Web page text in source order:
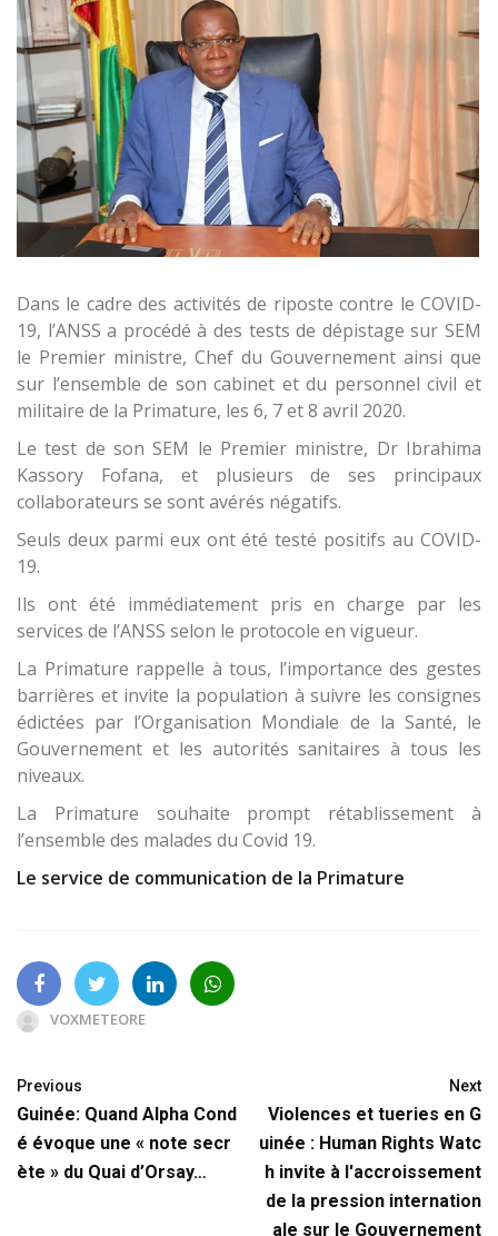
Dans le cadre des activités de riposte contre le COVID-
19, l’ANSS a procédé à des tests de dépistage sur SEM
le Premier ministre, Chef du Gouvernement ainsi que
sur l’ensemble de son cabinet et du personnel civil et
militaire de la Primature, les 6, 7 et 8 avril 2020.
Le test de son SEM le Premier ministre, Dr Ibrahima
Kassory Fofana, et plusieurs de ses principaux
collaborateurs se sont avérés négatifs.
Seuls deux parmi eux ont été testé positifs au COVID-
19.
Ils ont été immédiatement pris en charge par les
services de l’ANSS selon le protocole en vigueur.
La Primature rappelle à tous, l’importance des gestes
barrières et invite la population à suivre les consignes
édictées par l’Organisation Mondiale de la Santé, le
Gouvernement et les autorités sanitaires à tous les
niveaux.
La Primature souhaite prompt rétablissement à
l’ensemble des malades du Covid 19.
Le service de communication de la Primature
VOXMETEORE
Previous
Guinée: Quand Alpha Cond
é évoque une « note secr
ète » du Quai d’Orsay…
Next
Violences et tueries en G
uinée : Human Rights Watc
h invite à l'accroissement
de la pression internation
ale sur le Gouvernement